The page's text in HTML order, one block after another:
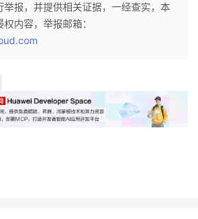
举报，并提供相关证据，一经查实，本
内容，举报邮箱：